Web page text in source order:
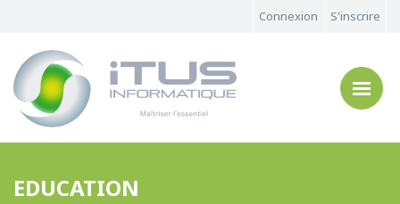
Connexion S'inscrire
EDUCATION